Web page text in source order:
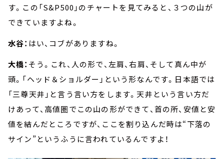
す。この「S&P500」のチャートを見てみると、３つの山が
できていますよね。
水谷： はい、コブがありますね。
大橋： そう。これ、人の形で、左肩、右肩、そして真ん中が
頭。「ヘッド＆ショルダー」という形なんです。日本語では
「三尊天井」と言う言い方をします。天井という言い方だ
けあって、高値圏でこの山の形ができて、首の所、安値と安
値を結んだところですが、ここを割り込んだ時は“下落の
サイン”というふうに言われているんですよ！